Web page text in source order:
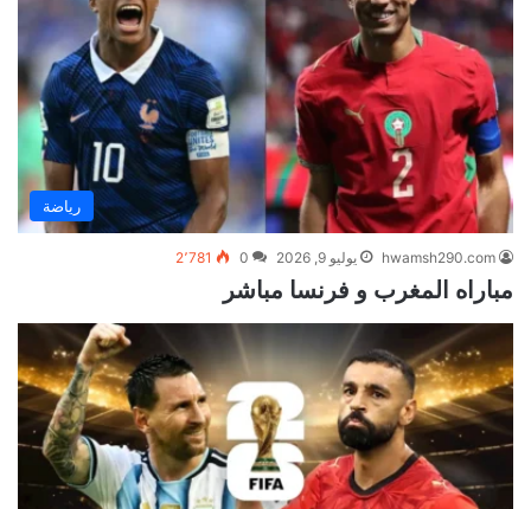
رياضة
hwamsh290.com يوليو 9, 2026 0 2٬781
مباراه المغرب و فرنسا مباشر